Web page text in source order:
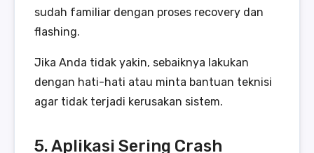
sudah familiar dengan proses recovery dan
flashing.
Jika Anda tidak yakin, sebaiknya lakukan
dengan hati-hati atau minta bantuan teknisi
agar tidak terjadi kerusakan sistem.
5. Aplikasi Sering Crash